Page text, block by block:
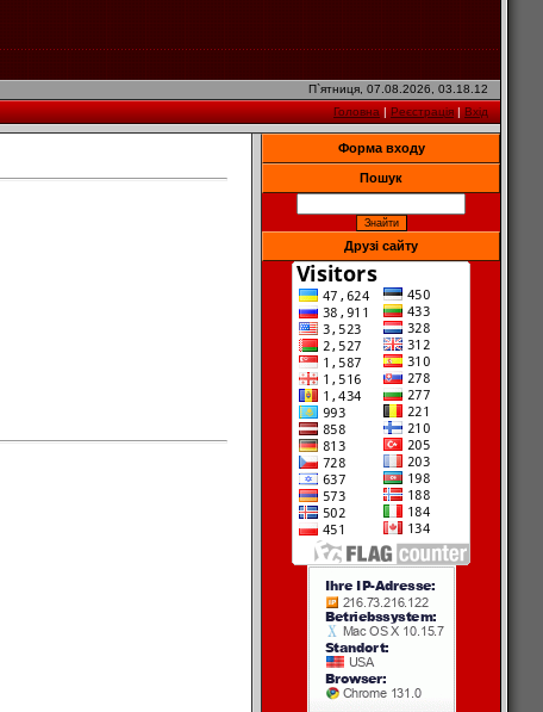
П`ятниця, 07.08.2026, 03.18.12
Головна|Реєстрація|Вхід
Форма входу
Пошук
Друзі сайту